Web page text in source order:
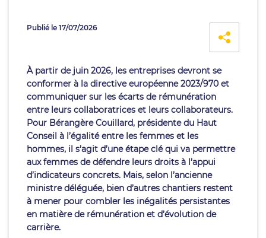
Publié le 17/07/2026
À partir de juin 2026, les entreprises devront se
conformer à la directive européenne 2023/970 et
communiquer sur les écarts de rémunération
entre leurs collaboratrices et leurs collaborateurs.
Pour Bérangère Couillard, présidente du Haut
Conseil à l’égalité entre les femmes et les
hommes, il s’agit d’une étape clé qui va permettre
aux femmes de défendre leurs droits à l’appui
d’indicateurs concrets. Mais, selon l’ancienne
ministre déléguée, bien d’autres chantiers restent
à mener pour combler les inégalités persistantes
en matière de rémunération et d’évolution de
carrière.